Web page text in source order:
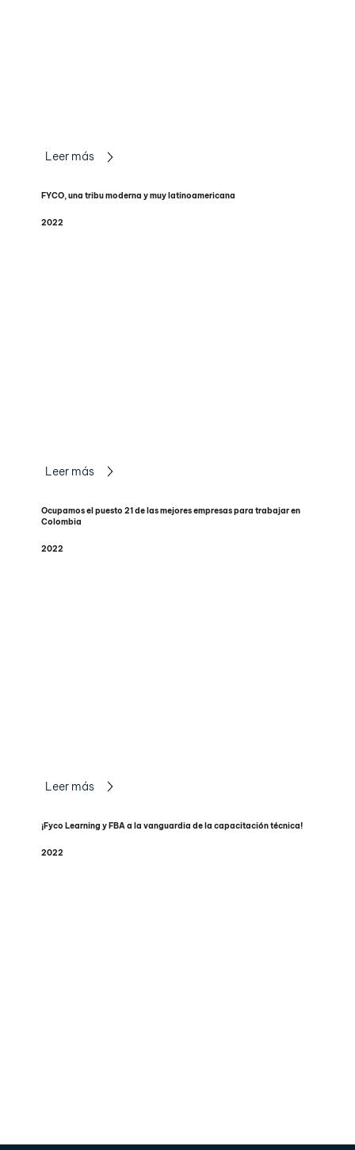
Leer más
FYCO, una tribu moderna y muy latinoamericana
2022
Leer más
Ocupamos el puesto 21 de las mejores empresas para trabajar en
Colombia
2022
Leer más
¡Fyco Learning y FBA a la vanguardia de la capacitación técnica!
2022